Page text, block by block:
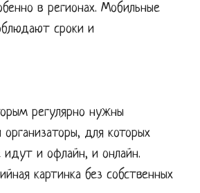
в регионах. Мобильные
сроки и
регулярно нужны
для которых
и офлайн, и онлайн.
картинка без собственных